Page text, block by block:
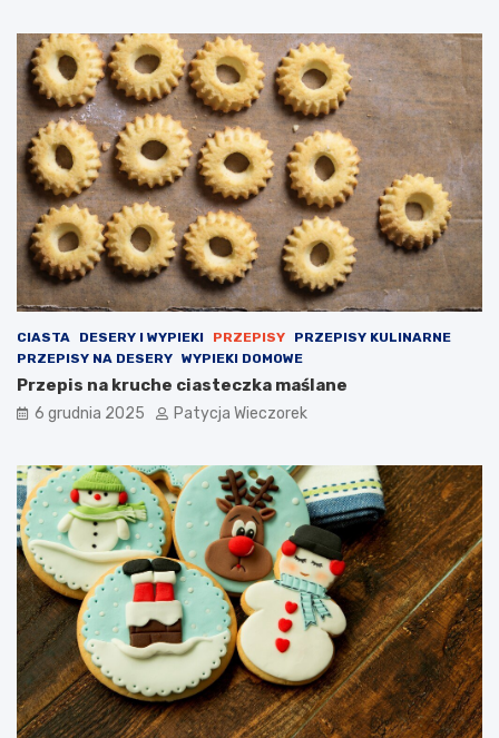
CIASTA DESERY I WYPIEKI PRZEPISY
PRZEPISY KULINARNE
PRZEPISY NA DESERY WYPIEKI DOMOWE
Przepis na kruche ciasteczka maślane
6 grudnia 2025 Patycja Wieczorek